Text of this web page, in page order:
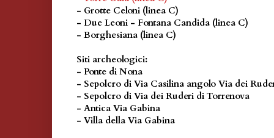
- Grotte Celoni (linea C)
- Due Leoni - Fontana Candida (linea C)
- Borghesiana (linea C)
Siti archeologici:
- Ponte di Nona
- Sepolcro di Via Casilina angolo Via dei
- Sepolcro di Via dei Ruderi di Torrenova
- Antica Via Gabina
- Villa della Via Gabina